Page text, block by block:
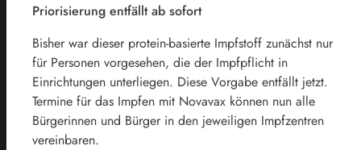
Priorisierung entfällt ab sofort
Bisher war dieser protein-basierte Impfstoff zunächst nur
für Personen vorgesehen, die der Impfpflicht in
Einrichtungen unterliegen. Diese Vorgabe entfällt jetzt.
Termine für das Impfen mit Novavax können nun alle
Bürgerinnen und Bürger in den jeweiligen Impfzentren
vereinbaren.